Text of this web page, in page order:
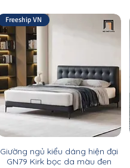
Freeship VN
Giường ngủ kiểu dáng hiện đại
GN79 Kirk bọc da màu đen